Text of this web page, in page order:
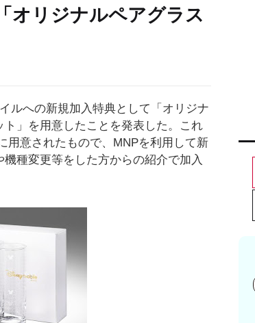
オリジナルペアグラス
ルへの新規加入特典として「オリジナ
」を用意したことを発表した。これ
用意されたもので、MNPを利用して新
種変更等をした方からの紹介で加入